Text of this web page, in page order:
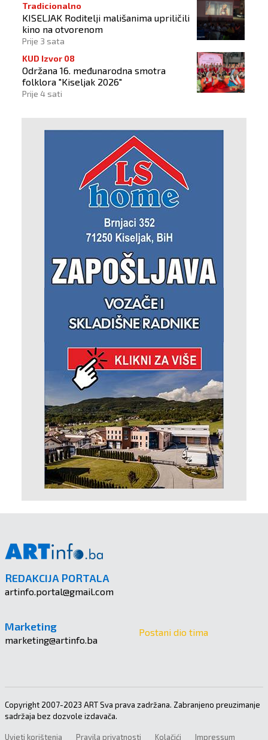
Tradicionalno
KISELJAK Roditelji mališanima upriličili
kino na otvorenom
Prije 3 sata
KUD Izvor 08
Održana 16. međunarodna smotra
folklora "Kiseljak 2026"
Prije 4 sati
REDAKCIJA PORTALA
artinfo.portal@gmail.com
Marketing
marketing@artinfo.ba
Postani dio tima
Copyright 2007-2023 ART Sva prava zadržana. Zabranjeno preuzimanje
sadržaja bez dozvole izdavača.
Uvjeti korištenja Pravila privatnosti Kolačići Impressum